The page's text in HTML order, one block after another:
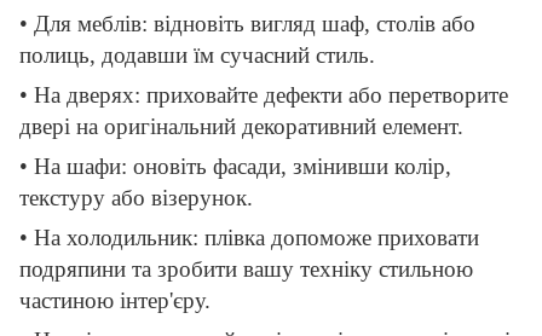
• Для меблів: відновіть вигляд шаф, столів або
полиць, додавши їм сучасний стиль.
• На дверях: приховайте дефекти або перетворите
двері на оригінальний декоративний елемент.
• На шафи: оновіть фасади, змінивши колір,
текстуру або візерунок.
• На холодильник: плівка допоможе приховати
подряпини та зробити вашу техніку стильною
частиною інтер'єру.